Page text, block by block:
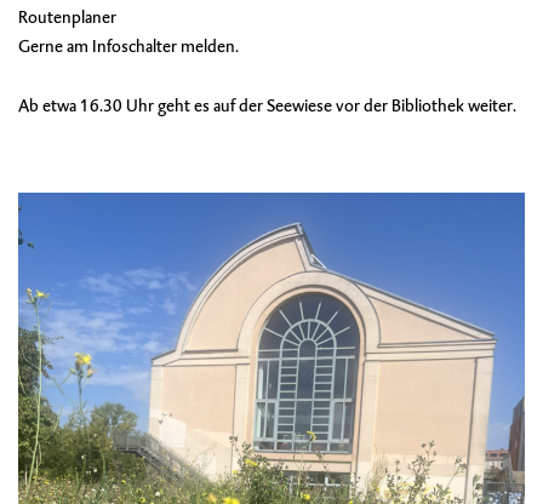
Routenplaner
Gerne am Infoschalter melden.
Ab etwa 16.30 Uhr geht es auf der Seewiese vor der Bibliothek weiter.